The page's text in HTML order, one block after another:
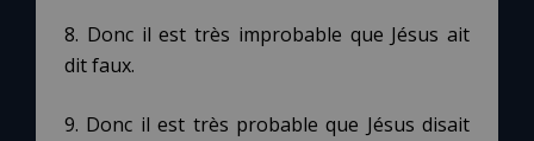
8. Donc il est très improbable que Jésus ait
dit faux.
9. Donc il est très probable que Jésus disait